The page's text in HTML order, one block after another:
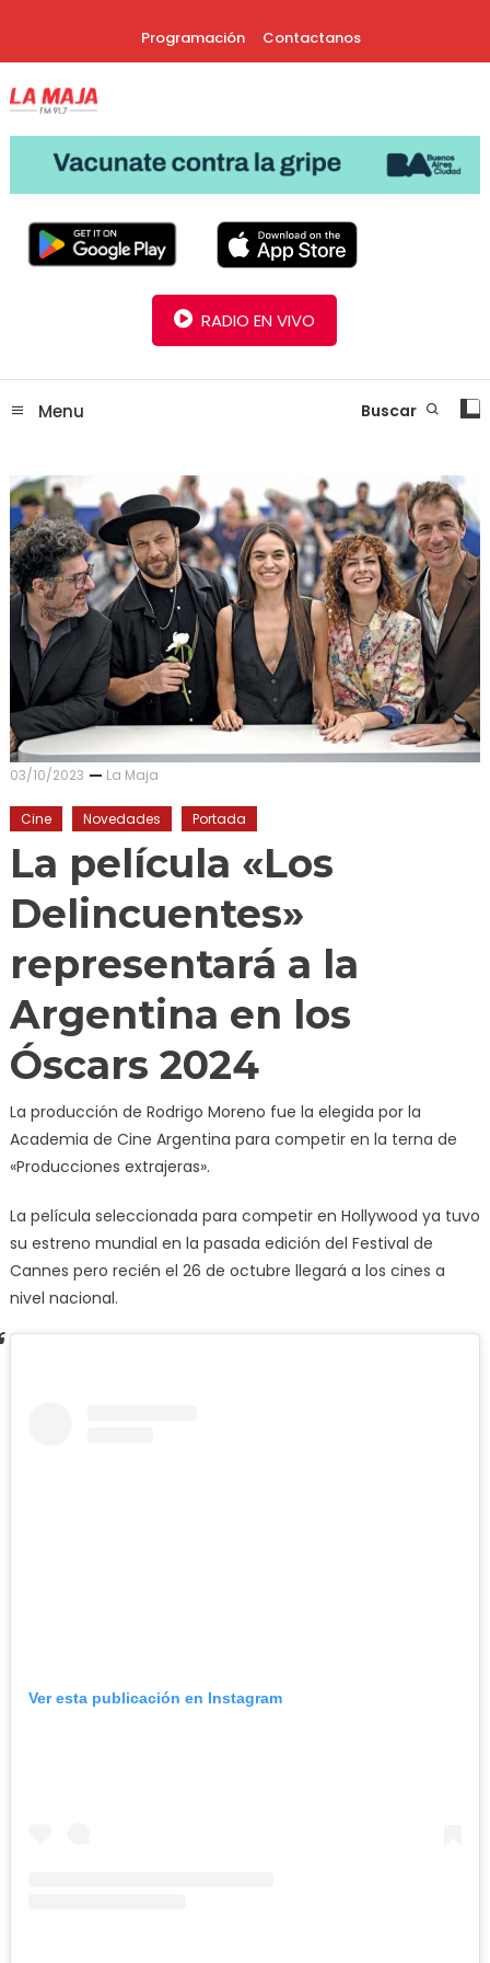
Programación Contactanos
Radio La Maja
RADIO EN VIVO
Menu Buscar
03/10/2023 La Maja
Cine Novedades Portada
La película «Los
Delincuentes»
representará a la
Argentina en los
Óscars 2024
La producción de Rodrigo Moreno fue la elegida por la
Academia de Cine Argentina para competir en la terna de
«Producciones extrajeras».
La película seleccionada para competir en Hollywood ya tuvo
su estreno mundial en la pasada edición del Festival de
Cannes pero recién el 26 de octubre llegará a los cines a
nivel nacional.
Ver esta publicación en Instagram